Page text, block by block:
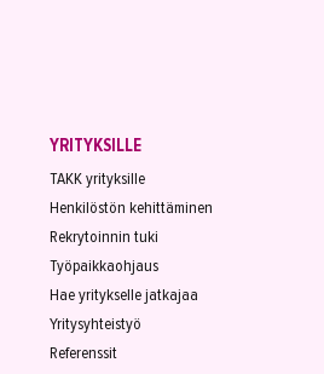
YRITYKSILLE
TAKK yrityksille
Henkilöstön kehittäminen
Rekrytoinnin tuki
Työpaikkaohjaus
Hae yritykselle jatkajaa
Yritysyhteistyö
Referenssit